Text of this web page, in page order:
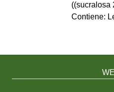
((sucralosa
Contiene: